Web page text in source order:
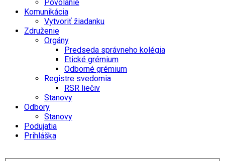
Povolanie
Komunikácia
Vytvoriť žiadanku
Združenie
Orgány
Predseda správneho kolégia
Etické grémium
Odborné grémium
Registre svedomia
RSR liečiv
Stanovy
Odbory
Stanovy
Podujatia
Prihláška